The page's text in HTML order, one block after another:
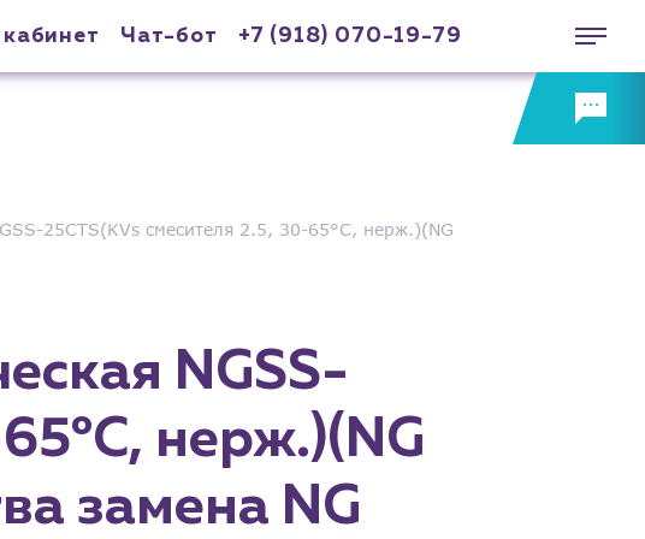
Чат-бот +7 (918) 070-19-79
25CTS(KVs смесителя 2.5, 30-65°С, нерж.)(NG
NGSS-
нерж.)(NG
замена NG